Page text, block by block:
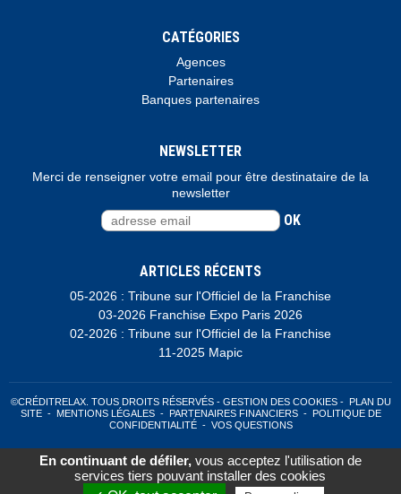
CATÉGORIES
Agences
Partenaires
Banques partenaires
NEWSLETTER
Merci de renseigner votre email pour être destinataire de la
newsletter
OK
ARTICLES RÉCENTS
05-2026 : Tribune sur l'Officiel de la Franchise
03-2026 Franchise Expo Paris 2026
02-2026 : Tribune sur l'Officiel de la Franchise
11-2025 Mapic
©CRÉDITRELAX. TOUS DROITS RÉSERVÉS - GESTION DES COOKIES-
PLAN DU
SITE- MENTIONS LÉGALES- PARTENAIRES FINANCIERS-
POLITIQUE DE
CONFIDENTIALITÉ- VOS QUESTIONS
Clikeo
En continuant de défiler,vous acceptez l'utilisation de
services tiers pouvant installer des cookies